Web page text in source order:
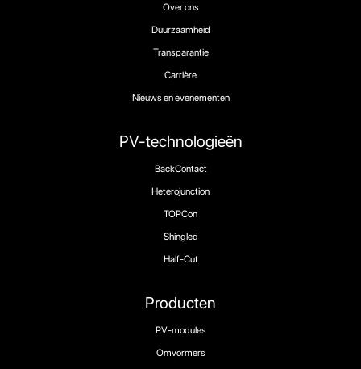
Producten
PV-modules
Omvormers
PV-technologieën
BackContact
Heterojunction
TOPCon
Shingled
Half-Cut
Over ons
Duurzaamheid
Transparantie
Carrière
Nieuws en evenementen